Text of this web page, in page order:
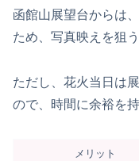
函館山展望台からは
ため、写真映えを狙
ただし、花火当日は
ので、時間に余裕を
メリット